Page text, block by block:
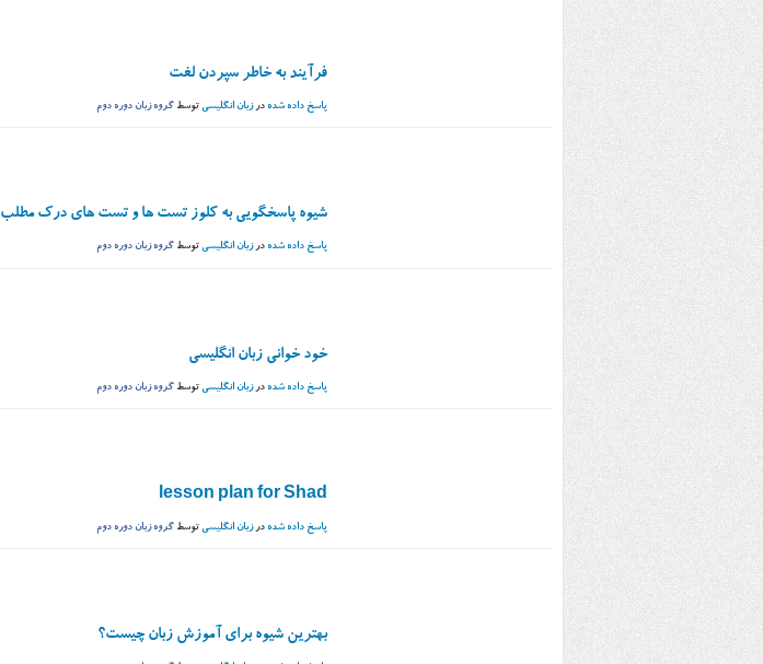
فرآیند به خاطر سپردن لغت
پاسخ داده شده درزبان انگلیسی توسط گروه زبان دوره دوم
شیوه پاسخگویی به کلوز تست ها و تست های درک مطلب
پاسخ داده شده درزبان انگلیسی توسط گروه زبان دوره دوم
خود خوانی زبان انگلیسی
پاسخ داده شده درزبان انگلیسی توسط گروه زبان دوره دوم
lesson plan for Shad
پاسخ داده شده درزبان انگلیسی توسط گروه زبان دوره دوم
بهترین شیوه برای آموزش زبان چیست؟